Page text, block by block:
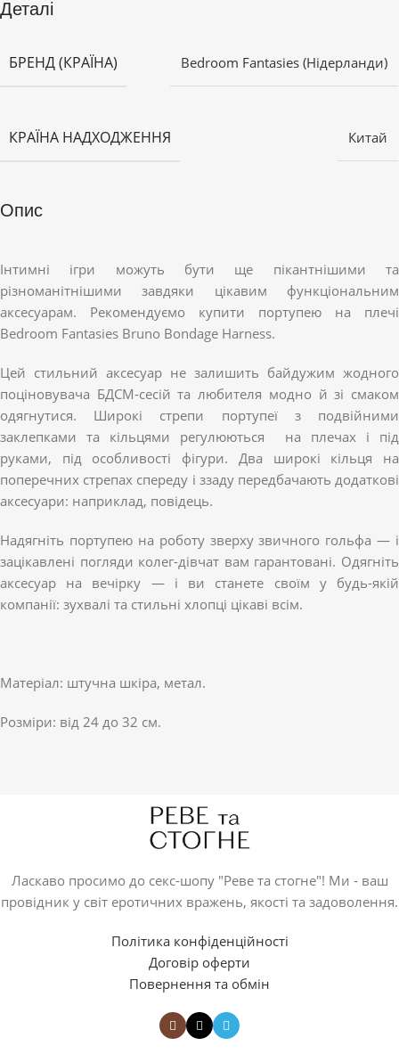
Деталі
БРЕНД (КРАЇНА) Bedroom Fantasies (Нідерланди)
КРАЇНА НАДХОДЖЕННЯ Китай
Опис
Інтимні ігри можуть бути ще пікантнішими та
різноманітнішими завдяки цікавим функціональним
аксесуарам. Рекомендуємо купити портупею на плечі
Bedroom Fantasies Bruno Bondage Harness.
Цей стильний аксесуар не залишить байдужим жодного
поціновувача БДСМ-сесій та любителя модно й зі смаком
одягнутися. Широкі стрепи портупеї з подвійними
заклепками та кільцями регулюються на плечах і під
руками, під особливості фігури. Два широкі кільця на
поперечних стрепах спереду і ззаду передбачають додаткові
аксесуари: наприклад, повідець.
Надягніть портупею на роботу зверху звичного гольфа — і
зацікавлені погляди колег-дівчат вам гарантовані. Одягніть
аксесуар на вечірку — і ви станете своїм у будь-якій
компанії: зухвалі та стильні хлопці цікаві всім.
Матеріал: штучна шкіра, метал.
Розміри: від 24 до 32 см.
Ласкаво просимо до секс-шопу "Реве та стогне"! Ми - ваш
провідник у світ еротичних вражень, якості та задоволення.
Політика конфіденційності
Договір оферти
Повернення та обмін